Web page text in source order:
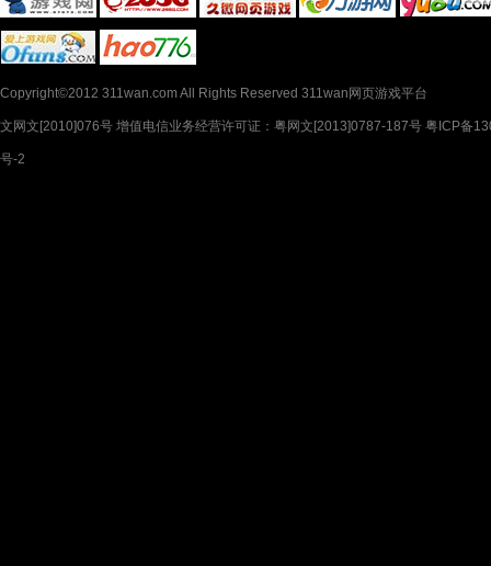
Copyright©2012 311wan.com All Rights Reserved 311wan网页游戏平台
文网文[2010]076号 增值电信业务经营许可证：粤网文[2013]0787-187号 粤ICP备
号-2